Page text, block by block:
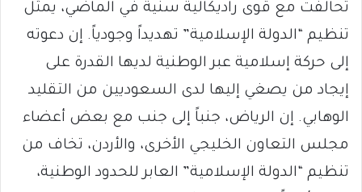
تحالفت مع قوى راديكالية سنية في الماضي، يمثل
تنظيم “الدولة الإسلامية” تهديداً وجودياً. إن دعوته
إلى حركة إسلامية عبر الوطنية لديها القدرة على
إيجاد من يصغي إليها لدى السعوديين من التقليد
الوهابي. إن الرياض، جنباً إلى جنب مع بعض أعضاء
مجلس التعاون الخليجي الأخرى، والأردن، تخاف من
تنظيم “الدولة الإسلامية” العابر للحدود الوطنية،